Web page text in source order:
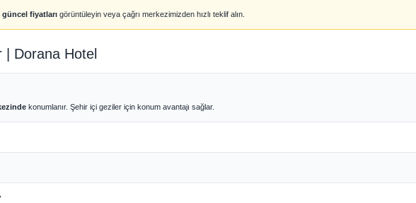
güncel fiyatları görüntüleyin veya çağrı merkezimizden hızlı teklif alın.
| Dorana Hotel
konumlanır. Şehir içi geziler için konum avantajı sağlar.